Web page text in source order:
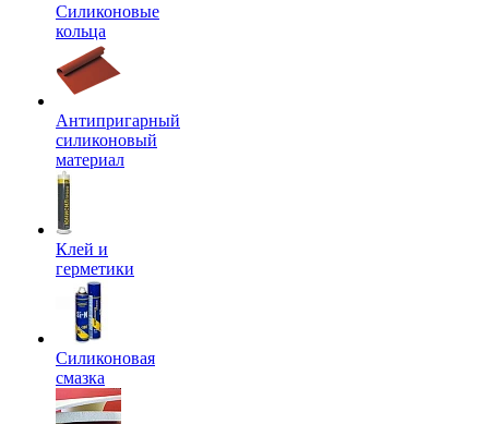
Силиконовые
кольца
Антипригарный
силиконовый
материал
Клей и
герметики
Силиконовая
смазка